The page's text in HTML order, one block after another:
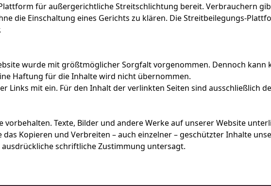
für außergerichtliche Streitschlichtung bereit. Verbrauchern
die Einschaltung eines Gerichts zu klären. Die Streitbeilegungs-
wurde mit größtmöglicher Sorgfalt vorgenommen. Dennoch kann
Haftung für die Inhalte wird nicht übernommen.
Links mit ein. Für den Inhalt der verlinkten Seiten sind ausschließlich
vorbehalten. Texte, Bilder und andere Werke auf unserer Website
Kopieren und Verbreiten – auch einzelner – geschützter Inhalte
schriftliche Zustimmung untersagt.